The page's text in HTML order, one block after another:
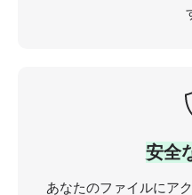
安全
あなたのファイルにア